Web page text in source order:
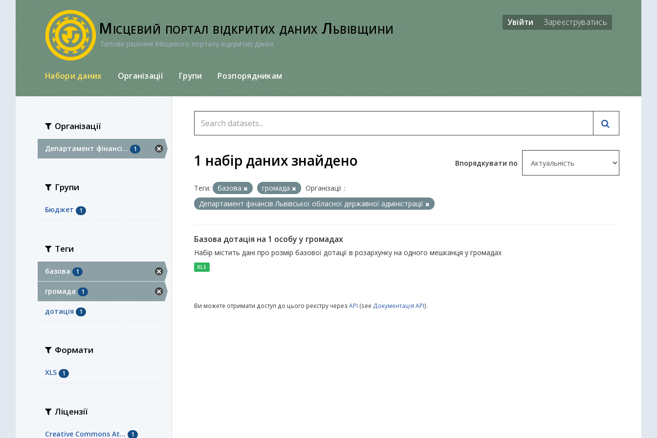
Місцевий портал відкритих даних Львівщини
Типове рішення Місцевого порталу відкритих даних
Увійти Зареєструватись
Набори даних Організації Групи Розпорядникам
Організації
Департамент фінансі... 1
Групи
Бюджет 1
Теги
базова 1
громада 1
дотація 1
Формати
XLS 1
Ліцензії
Creative Commons At... 1
Впорядкувати по
1 набір даних знайдено
Теги: базова громада
Організації :
Департамент фінансів Львівської обласної державної адміністрації
Базова дотація на 1 особу у громадах
Набір містить дані про розмір базової дотації в розархунку на одного мешканця у громадах
XLS
Ви можете отримати доступ до цього реєстру через API (see Документація API).